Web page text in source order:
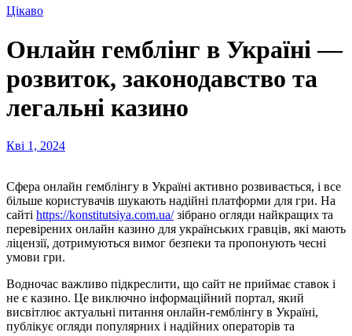
Цікаво
Онлайн гемблінг в Україні —
розвиток, законодавство та
легальні казино
Кві 1, 2024
Сфера онлайн гемблінгу в Україні активно розвивається, і все
більше користувачів шукають надійні платформи для гри. На
сайті https://konstitutsiya.com.ua/зібрано огляди найкращих та
перевірених онлайн казино для українських гравців, які мають
ліцензії, дотримуються вимог безпеки та пропонують чесні
умови гри.
Водночас важливо підкреслити, що сайт не приймає ставок і
не є казино. Це виключно інформаційний портал, який
висвітлює актуальні питання онлайн-гемблінгу в Україні,
публікує огляди популярних і надійних операторів та